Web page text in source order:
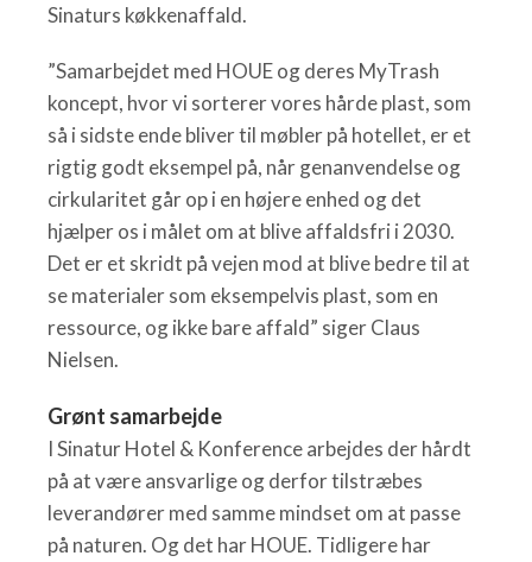
Sinaturs køkkenaffald.
”Samarbejdet med HOUE og deres MyTrash
koncept, hvor vi sorterer vores hårde plast, som
så i sidste ende bliver til møbler på hotellet, er et
rigtig godt eksempel på, når genanvendelse og
cirkularitet går op i en højere enhed og det
hjælper os i målet om at blive affaldsfri i 2030.
Det er et skridt på vejen mod at blive bedre til at
se materialer som eksempelvis plast, som en
ressource, og ikke bare affald” siger Claus
Nielsen.
Grønt samarbejde
I Sinatur Hotel & Konference arbejdes der hårdt
på at være ansvarlige og derfor tilstræbes
leverandører med samme mindset om at passe
på naturen. Og det har HOUE. Tidligere har